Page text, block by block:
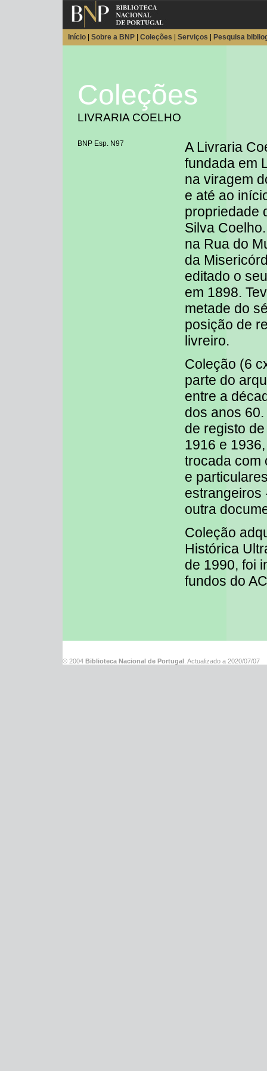
Início Sobre a BNP Coleções Serviços Pesquisa
Coleções
LIVRARIA COELHO
BNP Esp. N97
A Livraria
fundada em
na viragem
e até ao
propriedade
Silva
na Rua do
da
editado o
em 1898.
metade do
posição de
livreiro.
Coleção (6
parte do
entre a
dos anos
de registo
1916 e
trocada com
e
estrangeiros
outra
Coleção
Histórica
de 1990, foi
fundos do
© 2004 Biblioteca Nacional de Portugal . Actualizado a 2020/07/07